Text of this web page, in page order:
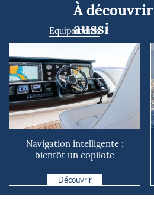
À découvrir
aussi
Equipements
Navigation intelligente :
bientôt un copilote
Découvrir